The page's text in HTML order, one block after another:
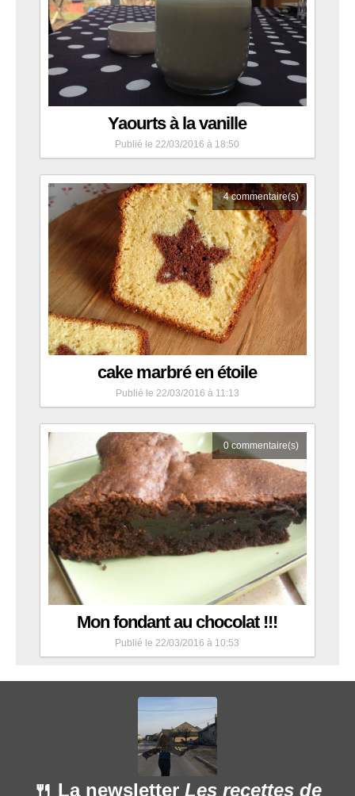
Yaourts à la vanille
Publié le 22/03/2016 à 18:50
4commentaire(s)
cake marbré en étoile
Publié le 22/03/2016 à 11:13
0commentaire(s)
Mon fondant au chocolat !!!
Publié le 22/03/2016 à 10:53
🍴 La newsletter Les recettes de